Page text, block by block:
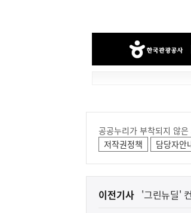
공공누리가 부착되지 않
저작권정책
담당자안
이
이전기사 '그린뉴딜'